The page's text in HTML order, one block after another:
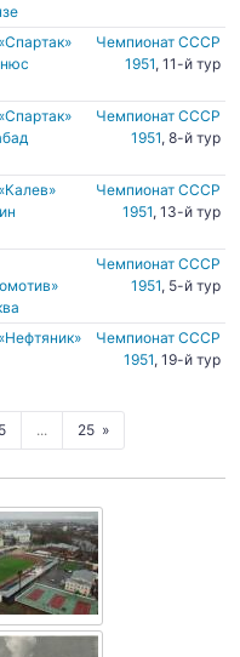
«Спартак»
Чемпионат СССР
1951, 11-й тур
«Спартак»
Чемпионат СССР
1951, 8-й тур
«Калев»
Чемпионат СССР
1951, 13-й тур
Чемпионат СССР
1951, 5-й тур
«Нефтяник»
Чемпионат СССР
1951, 19-й тур
5 ... 25